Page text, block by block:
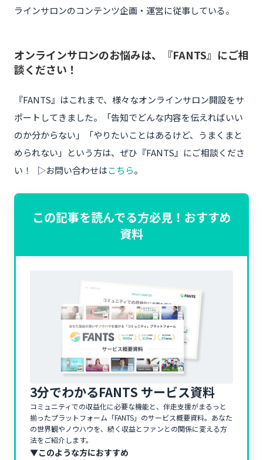
ラインサロンのコンテンツ企画・運営に従事している。
オンラインサロンのお悩みは、『FANTS』にご相
談ください！
『FANTS』はこれまで、様々なオンラインサロン開設をサ
ポートしてきました。「告知でどんな内容を伝えればいい
のか分からない」「やりたいことはあるけど、うまくまと
められない」という方は、ぜひ『FANTS』にご相談くださ
い！ ▷お問い合わせはこちら。
この記事を読んでる方必見！おすすめ
資料
3分でわかるFANTS サービス資料
コミュニティでの収益化に必要な機能と、伴走支援がまるっと
揃ったプラットフォーム「FANTS」のサービス概要資料。あなた
の世界観やノウハウを、続く収益とファンとの関係に変える方
法をご紹介します。
▼このような方におすすめ